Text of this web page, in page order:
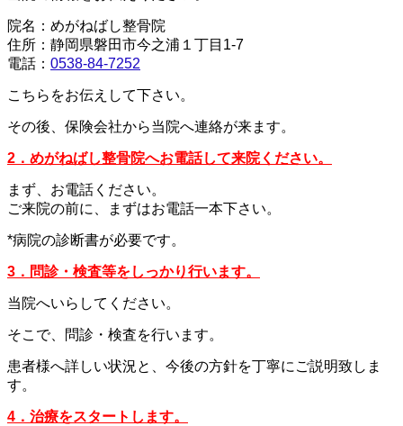
院名：めがねばし整骨院
住所：静岡県磐田市今之浦１丁目1-7
電話： 0538-84-7252
こちらをお伝えして下さい。
その後、保険会社から当院へ連絡が来ます。
2．めがねばし整骨院へお電話して来院ください。
まず、お電話ください。
ご来院の前に、まずはお電話一本下さい。
*病院の診断書が必要です。
3．問診・検査等をしっかり行います。
当院へいらしてください。
そこで、問診・検査を行います。
患者様へ詳しい状況と、今後の方針を丁寧にご説明致しま
す。
4．治療をスタートします。